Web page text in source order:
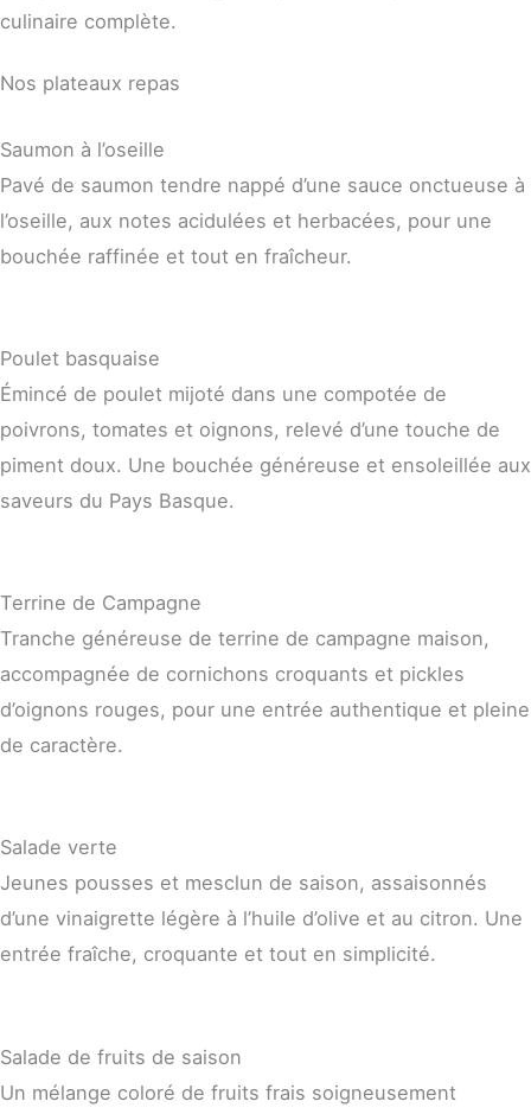
culinaire complète.
Nos plateaux repas
Saumon à l’oseille
Pavé de saumon tendre nappé d’une sauce onctueuse à
l’oseille, aux notes acidulées et herbacées, pour une
bouchée raffinée et tout en fraîcheur.
Poulet basquaise
Émincé de poulet mijoté dans une compotée de
poivrons, tomates et oignons, relevé d’une touche de
piment doux. Une bouchée généreuse et ensoleillée aux
saveurs du Pays Basque.
Terrine de Campagne
Tranche généreuse de terrine de campagne maison,
accompagnée de cornichons croquants et pickles
d’oignons rouges, pour une entrée authentique et pleine
de caractère.
Salade verte
Jeunes pousses et mesclun de saison, assaisonnés
d’une vinaigrette légère à l’huile d’olive et au citron. Une
entrée fraîche, croquante et tout en simplicité.
Salade de fruits de saison
Un mélange coloré de fruits frais soigneusement